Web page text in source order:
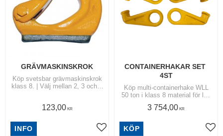
GRÄVMASKINSKROK
Köp svetsbar grävmaskinskrok
klass 8. | Välj mellan 2, 3 och 5
123,00KR
Lägg till i favoriter
INFO
CONTAINERHAKAR SET
4ST
Köp multi-containerhake WLL
50 ton i klass 8 material för lyft
nedre eller övre hörnen. |
3 754,00 KR
KÖP